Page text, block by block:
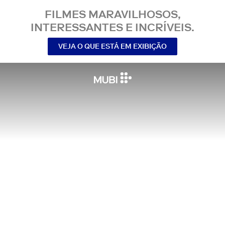
FILMES MARAVILHOSOS,
INTERESSANTES E INCRÍVEIS.
VEJA O QUE ESTÁ EM EXIBIÇÃO